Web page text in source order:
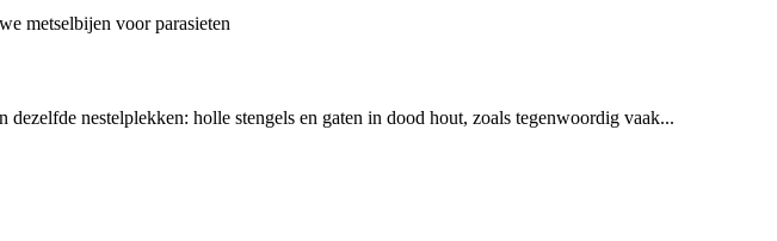
nestelplekken: holle stengels en gaten in dood hout, zoals tegenwoordig vaak...